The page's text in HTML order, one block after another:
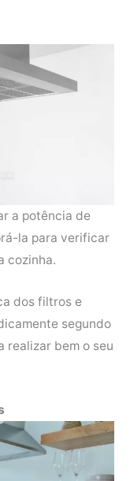
a potência de
la para verificar
cozinha.
dos filtros e
segundo
realizar bem o seu